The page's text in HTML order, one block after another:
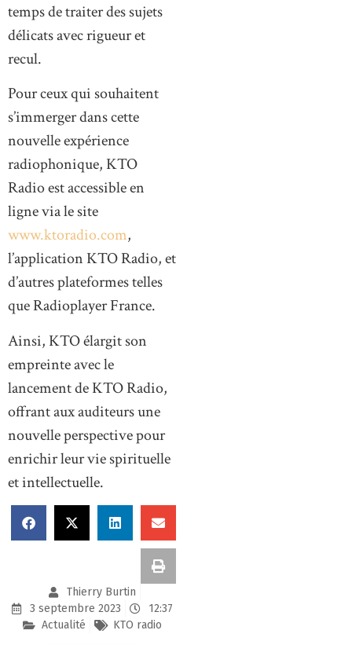
temps de traiter des sujets
délicats avec rigueur et
recul.
Pour ceux qui souhaitent
s’immerger dans cette
nouvelle expérience
radiophonique, KTO
Radio est accessible en
ligne via le site
www.ktoradio.com,
l’application KTO Radio, et
d’autres plateformes telles
que Radioplayer France.
Ainsi, KTO élargit son
empreinte avec le
lancement de KTO Radio,
offrant aux auditeurs une
nouvelle perspective pour
enrichir leur vie spirituelle
et intellectuelle.
Thierry Burtin
3 septembre 2023
12:37
Actualité
KTO radio